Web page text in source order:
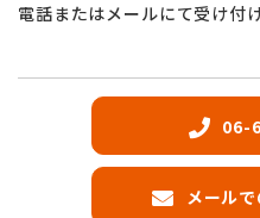
電話またはメールにて受け付
06-
メール